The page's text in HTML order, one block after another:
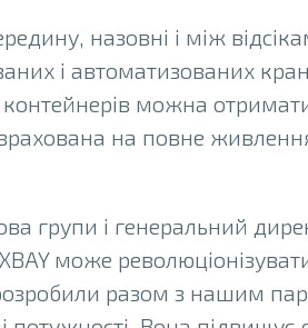
назовні і між
і автоматизованих
можна
на повне
групи і генеральний
може
разом з нашим